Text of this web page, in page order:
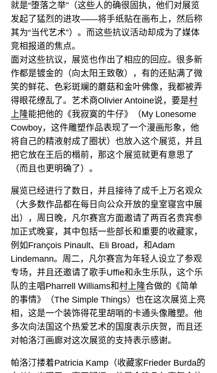
就是“堕落之举”（这些人的确很固执，他们对展览
发起了猛烈的进攻——将手纸贴在画布上，然后称
其为“当代艺术”）。而这些抗议活动却成为了媒体
竞相报道的焦点。
面对这些抗议，展览也作出了相应的回应。很多新
作都是镀金的（向太阳王致敬），有的还贴满了微
笑的鲜花、色彩斑斓的蘑菇和金叶佛像，我都被弄
得眼花缭乱了。艺术商Olivier Antoine说，要是村
上隆能把他的《我寂寞的牛仔》（My Lonesome
Cowboy，这件雕塑作品表现了一个漫画形象，他
将自己的精液射成了圈状）也放入这个展览，并且
把它放在王后的榻前，那这个展览就更有意思了
（而且也更明确了）。
展览已经进行了数日，并且接待了成千上万名观众
（大多数作品都在每日向公众开放的皇室寝宫中展
出），周日晚，凡尔赛宫方面邀请了两百名贵宾参
加正式晚宴，其中包括一些部长和重要的收藏家，
例如François Pinault、Eli Broad，和Adam
Lindemann。周二，凡尔赛宫为年轻人设立了参观
专场，并且还邀请了歌手Uffie和永生乐队，这个乐
队的主唱Pharrell Williams和村上隆合做的《简单
的事情》（The Simple Things）也在这次展览上亮
相，这是一个装饰得花里胡哨的卡通头像雕塑。他
多次向法国这个热爱艺术的国度表示庆贺，而且还
对帕洛汀画廊对这次展览的支持表示感谢。
帕洛汀搂着Patricia Kamp（收藏家Frieder Burda的